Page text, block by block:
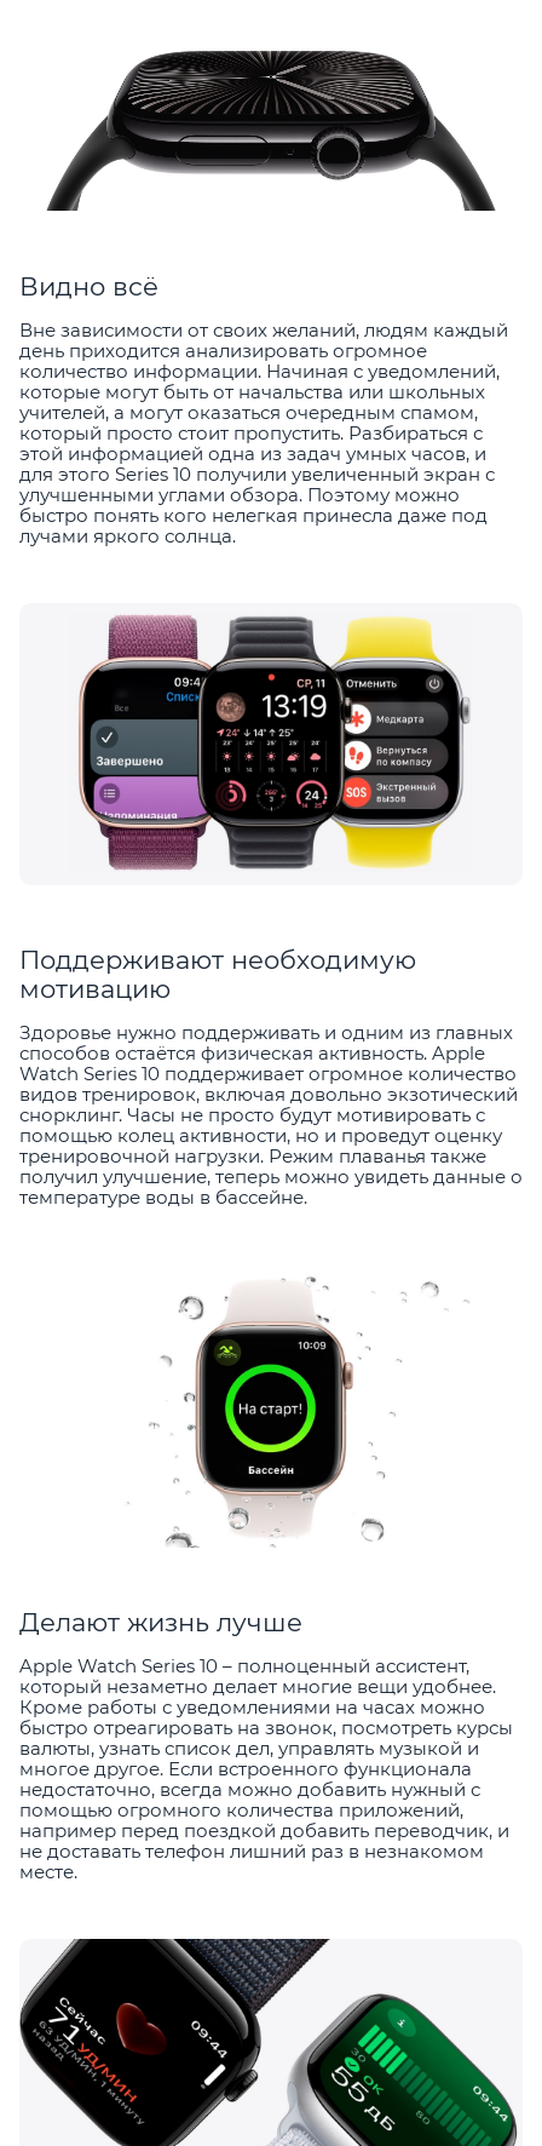
Видно всё
Вне зависимости от своих желаний, людям каждый
день приходится анализировать огромное
количество информации. Начиная с уведомлений,
которые могут быть от начальства или школьных
учителей, а могут оказаться очередным спамом,
который просто стоит пропустить. Разбираться с
этой информацией одна из задач умных часов, и
для этого Series 10 получили увеличенный экран с
улучшенными углами обзора. Поэтому можно
быстро понять кого нелегкая принесла даже под
лучами яркого солнца.
Поддерживают необходимую
мотивацию
Здоровье нужно поддерживать и одним из главных
способов остаётся физическая активность. Apple
Watch Series 10 поддерживает огромное количество
видов тренировок, включая довольно экзотический
снорклинг. Часы не просто будут мотивировать с
помощью колец активности, но и проведут оценку
тренировочной нагрузки. Режим плаванья также
получил улучшение, теперь можно увидеть данные о
температуре воды в бассейне.
Делают жизнь лучше
Apple Watch Series 10 – полноценный ассистент,
который незаметно делает многие вещи удобнее.
Кроме работы с уведомлениями на часах можно
быстро отреагировать на звонок, посмотреть курсы
валюты, узнать список дел, управлять музыкой и
многое другое. Если встроенного функционала
недостаточно, всегда можно добавить нужный с
помощью огромного количества приложений,
например перед поездкой добавить переводчик, и
не доставать телефон лишний раз в незнакомом
месте.